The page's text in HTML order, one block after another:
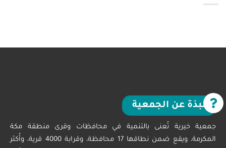
نبذة عن الجمعية
جمعية خيرية تُعنى بالتنمية في محافظات وقرى منطقة مكة
المكرمة، ويقع ضمن نطاقها 17 محافظة، وقرابة 4000 قرية، وأُكثر